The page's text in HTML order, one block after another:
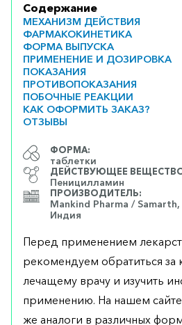
Содержание
МЕХАНИЗМ ДЕЙСТВИЯ
ФАРМАКОКИНЕТИКА
ФОРМА ВЫПУСКА
ПРИМЕНЕНИЕ И ДОЗИРОВКА
ПОКАЗАНИЯ
ПРОТИВОПОКАЗАНИЯ
ПОБОЧНЫЕ РЕАКЦИИ
КАК ОФОРМИТЬ ЗАКАЗ?
ОТЗЫВЫ
ФОРМА:
таблетки
ДЕЙСТВУЮЩЕЕ
Пеницилламин
ПРОИЗВОДИТЕЛЬ:
Mankind Pharma / Samarth,
Индия
Перед применением
рекомендуем обратиться за
лечащему врачу и изучить
применению. На нашем
же аналоги в различных